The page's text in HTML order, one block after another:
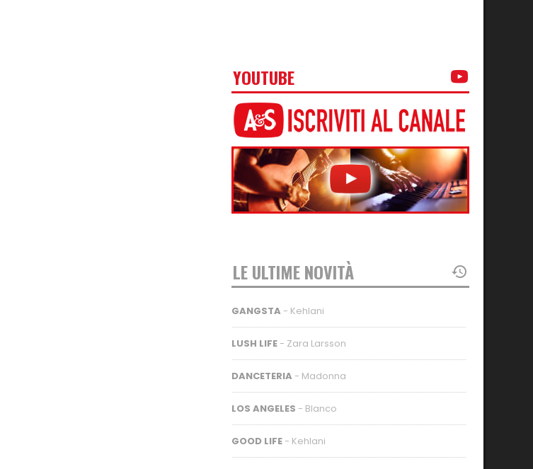
YOUTUBE
LE ULTIME NOVITÀ
GANGSTA - Kehlani
LUSH LIFE - Zara Larsson
DANCETERIA - Madonna
LOS ANGELES - Blanco
GOOD LIFE - Kehlani